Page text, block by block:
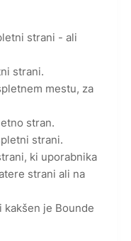
strani - ali
strani.
mestu, za
stran.
strani.
ki uporabnika
strani ali na
kakšen je Bounde